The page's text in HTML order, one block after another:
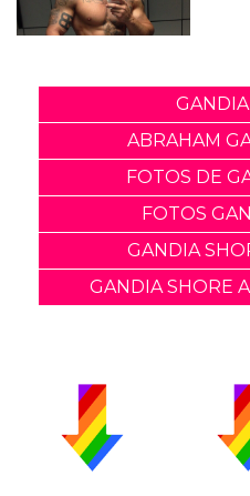
ABRAHAM
FOTOS DE
FOTOS
GANDIA
GANDIA SHORE